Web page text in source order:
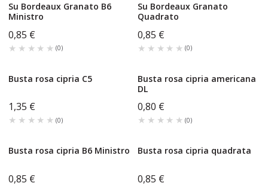
Su Bordeaux Granato B6
Ministro
0,85 €
★★★★★
★★★★★ (0)
Su Bordeaux Granato
Quadrato
0,85 €
★★★★★
★★★★★ (0)
Busta rosa cipria C5
1,35 €
★★★★★
★★★★★ (0)
Busta rosa cipria americana
DL
0,80 €
★★★★★
★★★★★ (0)
Busta rosa cipria B6 Ministro
0,85 €
Busta rosa cipria quadrata
0,85 €